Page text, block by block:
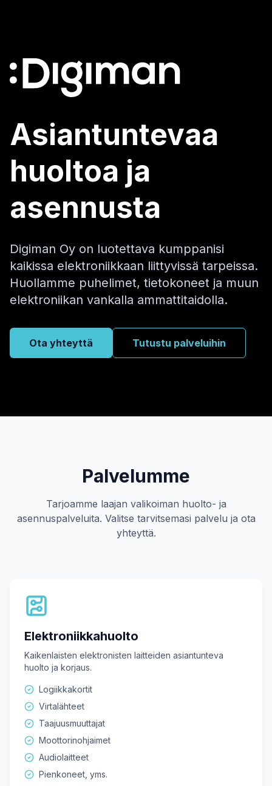
Asiantuntevaa
huoltoa ja
asennusta
Digiman Oy on luotettava kumppanisi
kaikissa elektroniikkaan liittyvissä tarpeissa.
Huollamme puhelimet, tietokoneet ja muun
elektroniikan vankalla ammattitaidolla.
Ota yhteyttä Tutustu palveluihin
Palvelumme
Tarjoamme laajan valikoiman huolto- ja
asennuspalveluita. Valitse tarvitsemasi palvelu ja ota
yhteyttä.
Elektroniikkahuolto
Kaikenlaisten elektronisten laitteiden asiantunteva
huolto ja korjaus.
Logiikkakortit
Virtalähteet
Taajuusmuuttajat
Moottorinohjaimet
Audiolaitteet
Pienkoneet, yms.